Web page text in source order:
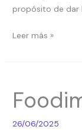
propósito de dar
Leer más »
26/06/2025